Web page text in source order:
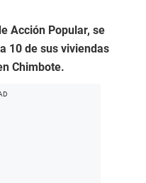
Acción Popular, se
10 de sus viviendas
Chimbote.